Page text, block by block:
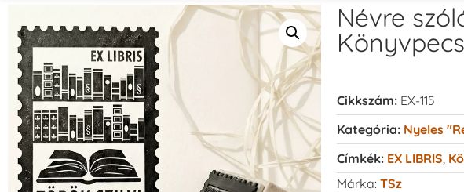
Névre
Cikkszám: EX-115
Kategória: Nyeles
Címkék: EX LIBRIS
Márka: TSz